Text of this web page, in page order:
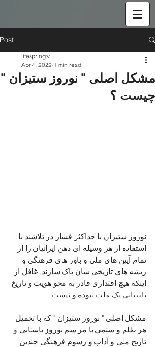
Post
مشکل اصلی " نوروز ستیزان "
چیست ؟
lifespringtv
Apr 4, 2022 1 min read
نوروز ستیزان با حداکثر فشار در تلاشند با
استفاده از هر وسیله ای ذهن ایرانیان را از
تمام آیین های ملی و باور های فرهنگی و
ریشه های تاریخی شان پاک سازند. غافل از
اینکه هیچ اقتداری قادر به محو هویت و تاریخ
باستانی یک ملت نبوده و نیست .
مشکل اصلی " نوروز ستیزان " که با تحمیل
هر ظلم و ستمی با مراسم نوروز باستانی و
تاریخ ملی و آداب و رسوم فرهنگی چندین